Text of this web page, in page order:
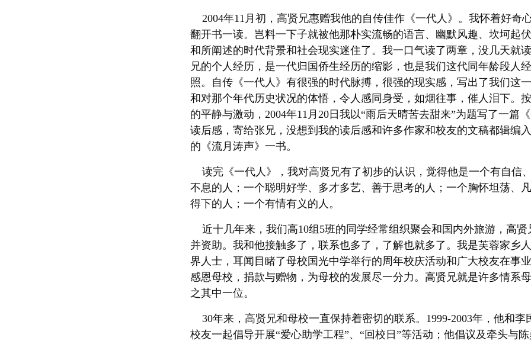
2004年11月初，高贤兄惠赠我他的自传佳作《一代人》。我怀着好奇
翻开书一读。岂料一下子就被他那朴实流畅的语言、幽默风趣、坎坷起
和所阐述的时代背景和社会现实迷住了。我一口气读了两章，没几天就
兄的个人经历，是一代归国侨生经历的缩影，也是我们这代同年龄段人
照。自传《一代人》有很强的时代脉搏，很强的现实感，写出了我们这
和对那个年代历史状况的体悟，令人感同身受，如烟往事，催人泪下。
的平静与激动，2004年11月20日我以“雨后天晴苦去甜来”为题写了一篇
读后感，寄给张兄，没想到我的读后感和许多作家和校友的文稿都辑编
的《流月涛声》一书。
读完《一代人》，我对高贤兄有了初步的认识，觉得他是一个有自信
不息的人；一个聪明好学、多才多艺、善于思考的人；一个胸怀坦荡、
得下的人；一个有情有义的人。
近十几年来，我们高10组5班的同学经常组织聚会和国内外旅游，高贤
并资助。我和他接触多了，联系也多了，了解也就多了。我是芙蓉家乡
界人士，耳闻目睹了母校国光中学举行的周年校庆活动和广大校友在事
感恩母校，捐款与赠物，为母校的发展尽一分力。高贤兄就是许多情系
之其中一位。
30年来，高贤兄和母校一直保持着密切的联系。1999-2003年，他和李
校友一起倡导开展“爱心助学工程”、“回校日”等活动；他倡议及牵头与陈